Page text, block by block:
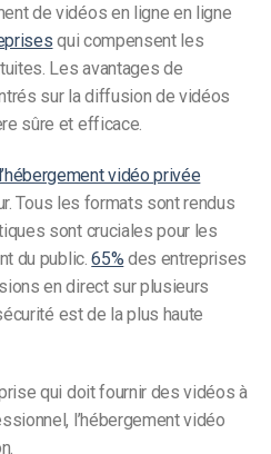
de vidéos en ligne en ligne
qui compensent les
Les avantages de
sur la diffusion de vidéos
sûre et efficace.
vidéo privée
Tous les formats sont rendus
sont cruciales pour les
du public.65% des entreprises
en direct sur plusieurs
est de la plus haute
qui doit fournir des vidéos à
l’hébergement vidéo